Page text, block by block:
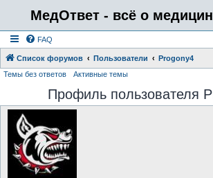
МедОтвет - всё о
FAQ
Список форумов Пользователи Progony4
Темы без ответов Активные темы
Профиль пользователя